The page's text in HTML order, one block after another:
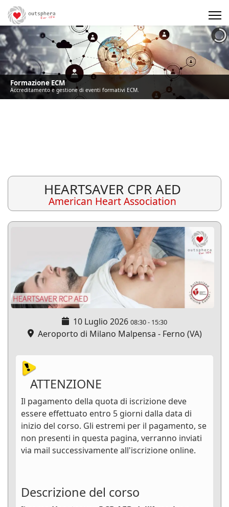
Formazione ECM
Accreditamento e gestione di eventi formativi ECM.
HEARTSAVER CPR AED
American Heart Association
10 Luglio 2026 08:30- 15:30
Aeroporto di Milano Malpensa - Ferno (VA)
ATTENZIONE
Il pagamento della quota di iscrizione deve
essere effettuato entro 5 giorni dalla data di
inizio del corso. Gli estremi per il pagamento, se
non presenti in questa pagina, verranno inviati
via mail successivamente all'iscrizione online.
Descrizione del corso